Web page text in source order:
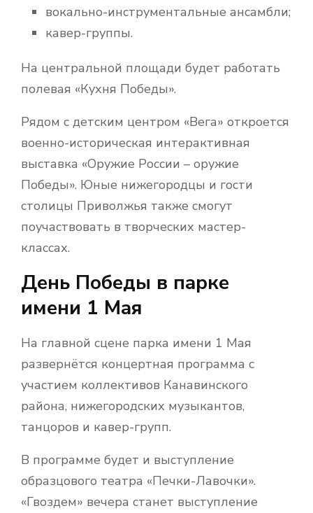
вокально-инструментальные ансамбли;
кавер-группы.
На центральной площади будет работать
полевая «Кухня Победы».
Рядом с детским центром «Вега» откроется
военно-историческая интерактивная
выставка «Оружие России – оружие
Победы». Юные нижегородцы и гости
столицы Приволжья также смогут
поучаствовать в творческих мастер-
классах.
День Победы в парке
имени 1 Мая
На главной сцене парка имени 1 Мая
развернётся концертная программа с
участием коллективов Канавинского
района, нижегородских музыкантов,
танцоров и кавер-групп.
В программе будет и выступление
образцового театра «Печки-Лавочки».
«Гвоздем» вечера станет выступление